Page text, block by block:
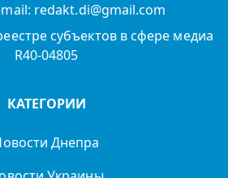
redakt.di@gmail.com
субъектов в сфере медиа
R40-04805
КАТЕГОРИИ
Днепра